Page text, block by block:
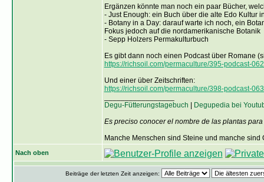
Ergänzen könnte man noch ein paar Bücher,
- Just Enough: ein Buch über die alte Edo Kultur
- Botany in a Day: darauf warte ich noch, ein
Fokus jedoch auf die nordamerikanische Botanik
- Sepp Holzers Permakulturbuch
Es gibt dann noch einen Podcast über Romane
https://richsoil.com/permaculture/395-podcast-
Und einer über Zeitschriften:
https://richsoil.com/permaculture/398-podcast-
Degu-Fütterungstagebuch
Degupedia bei
Es preciso conocer el nombre de las plantas
Manche Menschen sind Steine und manche sind
Nach oben
Beiträge der letzten Zeit anzeigen: